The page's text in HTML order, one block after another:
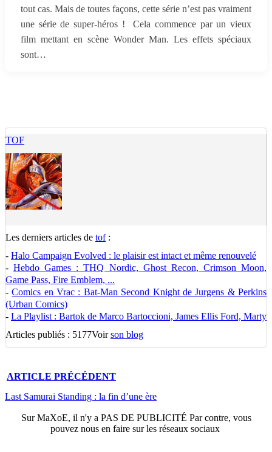
tout cas. Mais de toutes façons, cette série n’est pas vraiment
une série de super-héros ! Cela commence par un vieux
film mettant en scène Wonder Man. Les effets spéciaux
sont…
TOF
Les derniers articles de tof:
- Halo Campaign Evolved : le plaisir est intact et même renouvelé
-Hebdo Games : THQ Nordic, Ghost Recon, Crimson Moon,
Game Pass, Fire Emblem, ...
-Comics en Vrac : Bat-Man Second Knight de Jurgens & Perkins
(Urban Comics)
- La Playlist : Bartok de Marco Bartoccioni, James Ellis Ford, Marty
Articles publiés : 5177Voirson blog
ARTICLE PRÉCÉDENT
Last Samurai Standing : la fin d’une ère
SurMaXoE, il n'y a PAS DE PUBLICITÉ Par contre, vous
pouvez nous en faire sur les réseaux sociaux